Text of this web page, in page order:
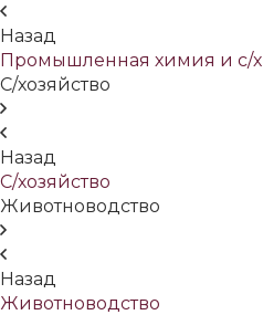
Назад
Промышленная химия и с/х
С/хозяйство
Назад
С/хозяйство
Животноводство
Назад
Животноводство